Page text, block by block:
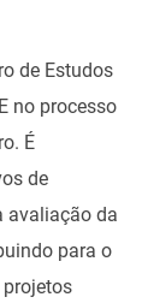
de Estudos
no processo
É
de
avaliação da
para o